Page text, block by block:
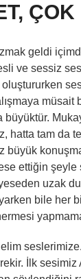
ÇOK
geldi
ve sessiz
müsait
hatta tam da
büyük
ettiğin şeyle
uzak
bile her
İlk